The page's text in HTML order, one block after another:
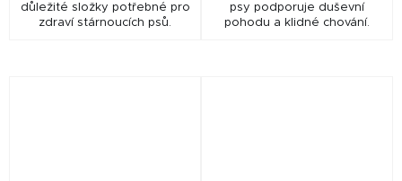
důležité složky potřebné pro
zdraví stárnoucích psů.
psy podporuje duševní
pohodu a klidné chování.